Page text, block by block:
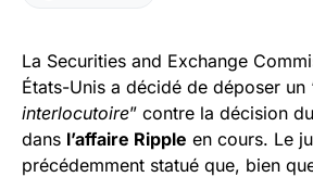
La Securities and Exchange
États-Unis a décidé de déposer un
interlocutoire” contre la décision
dans l’affaire Ripple en cours. Le
précédemment statué que, bien